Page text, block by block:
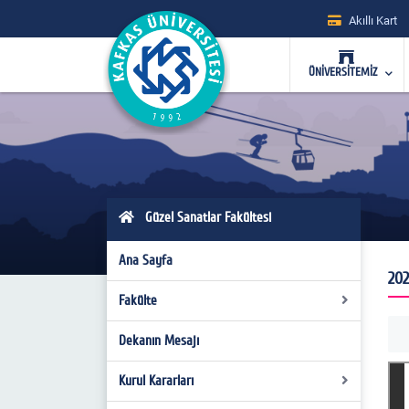
Akıllı Kart
ÜNİVERSİTEMİZ
Güzel Sanatlar Fakültesi
Ana Sayfa
Fakülte
Genel Tanıtım
Yönetim
Dekanın Mesajı
Kurul Kararları